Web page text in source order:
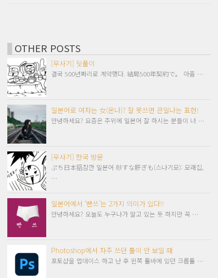
OTHER POSTS
[우사기] 뒷풀이
결국 500년짜리로 계약했다. 結局500年契約で。 아줌 …
일본어로 여자는 女(온나)? 잘 못쓰면 큰일나는 표현!
안녕하세요? 요즘은 주위에 일본어 잘 하시는 분들이 너 …
[우사기] 한국 방문
ぷち日本語잠깐 일본어 砂すな肝ぎも(스나기모): 모래집,
…
일본어에서 ‘빤쓰’는 2가지 의미가 있다!!
안녕하세요? 오늘도 누구나가 알고 있는 듯 하지만 꼭 …
Photoshop에서 자주 쓰던 툴이 안 보일 때
포토샵을 업데이스 하고 난 후 왼쪽 툴바에 있던 크롭툴 …